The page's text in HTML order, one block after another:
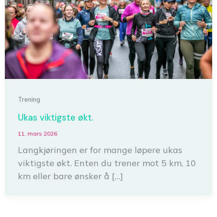
Trening
Ukas viktigste økt.
11. mars 2026
Langkjøringen er for mange løpere ukas
viktigste økt. Enten du trener mot 5 km, 10
km eller bare ønsker å […]